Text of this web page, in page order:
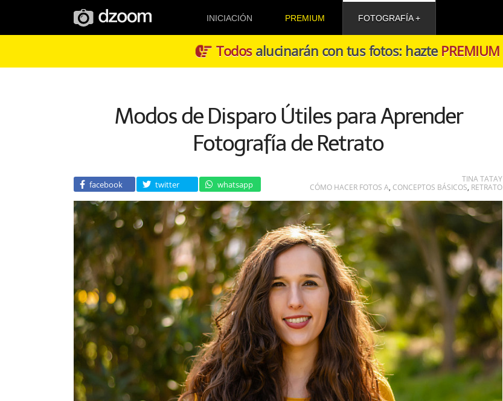
INICIACIÓN PREMIUM FOTOGRAFÍA
Todosalucinarán con tus fotos: hazte PREMIUM
Modos de Disparo Útiles para Aprender
Fotografía de Retrato
facebook twitter whatsapp
TINA TATAY
CÓMO HACER FOTOS A, CONCEPTOS BÁSICOS, RETRATO